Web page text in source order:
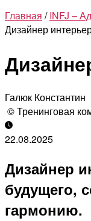
Главная /INFJ –
Дизайнер
Галюк Константин
© Тренинговая
22.08.2025
Дизайнер
будущего,
гармонию.